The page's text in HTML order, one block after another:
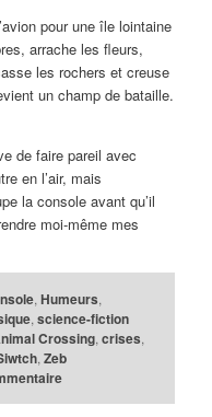
pour une île lointaine
arrache les fleurs,
les rochers et creuse
un champ de bataille.
de faire pareil avec
en l’air, mais
la console avant qu’il
moi-même mes
, Humeurs,
, science-fiction
Crossing, crises,
, Zeb